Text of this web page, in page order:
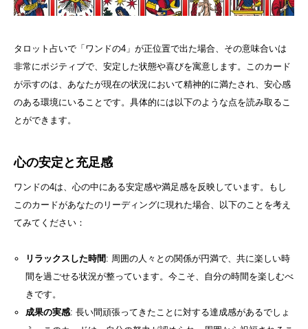
タロット占いで「ワンドの4」が正位置で出た場合、その意味合いは
非常にポジティブで、安定した状態や喜びを寓意します。このカード
が示すのは、あなたが現在の状況において精神的に満たされ、安心感
のある環境にいることです。具体的には以下のような点を読み取るこ
とができます。
心の安定と充足感
ワンドの4は、心の中にある安定感や満足感を反映しています。もし
このカードがあなたのリーディングに現れた場合、以下のことを考え
てみてください：
リラックスした時間 : 周囲の人々との関係が円満で、共に楽しい時
間を過ごせる状況が整っています。今こそ、自分の時間を楽しむべ
きです。
成果の実感: 長い間頑張ってきたことに対する達成感があるでしょ